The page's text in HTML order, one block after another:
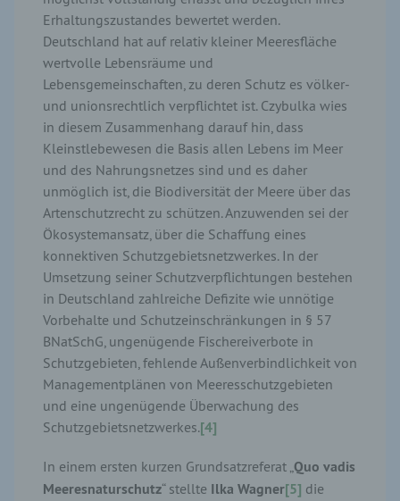
Erhaltungszustandes bewertet werden.
Deutschland hat auf relativ kleiner Meeresfläche
wertvolle Lebensräume und
Lebensgemeinschaften, zu deren Schutz es völker-
und unionsrechtlich verpflichtet ist. Czybulka wies
in diesem Zusammenhang darauf hin, dass
Kleinstlebewesen die Basis allen Lebens im Meer
und des Nahrungsnetzes sind und es daher
unmöglich ist, die Biodiversität der Meere über das
Artenschutzrecht zu schützen. Anzuwenden sei der
Ökosystemansatz, über die Schaffung eines
konnektiven Schutzgebietsnetzwerkes. In der
Umsetzung seiner Schutzverpflichtungen bestehen
in Deutschland zahlreiche Defizite wie unnötige
Vorbehalte und Schutzeinschränkungen in § 57
BNatSchG, ungenügende Fischereiverbote in
Schutzgebieten, fehlende Außenverbindlichkeit von
Managementplänen von Meeresschutzgebieten
und eine ungenügende Überwachung des
Schutzgebietsnetzwerkes.[4]
In einem ersten kurzen Grundsatzreferat „Quo vadis
Meeresnaturschutz“ stellte Ilka Wagner[5] die